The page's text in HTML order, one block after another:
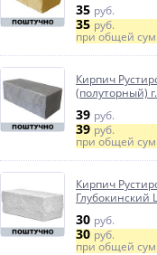
35 руб.
35руб.
при общей
Кирпич
(полуторный)
39 руб.
39руб.
при общей
Кирпич
30 руб.
30руб.
при общей